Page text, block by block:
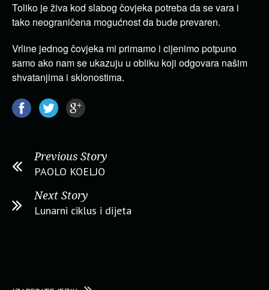
Toliko je živa kod slabog čovjeka potreba da se vara i
tako neograničena mogućnost da bude prevaren.
Vrline jednog čovjeka mi primamo i cijenimo potpuno
samo ako nam se ukazuju u obliku koji odgovara našim
shvatanjima i sklonostima.
Previous Story
PAOLO KOELJO
Next Story
Lunarni ciklus i dijeta